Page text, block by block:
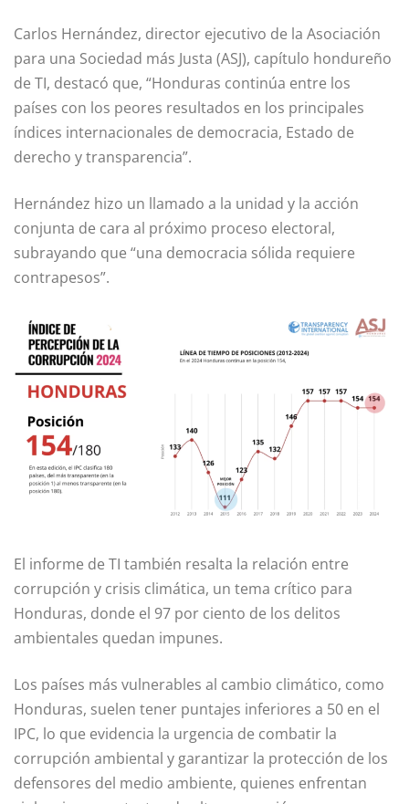
Carlos Hernández, director ejecutivo de la Asociación
para una Sociedad más Justa (ASJ), capítulo hondureño
de TI, destacó que, “Honduras continúa entre los
países con los peores resultados en los principales
índices internacionales de democracia, Estado de
derecho y transparencia”.
Hernández hizo un llamado a la unidad y la acción
conjunta de cara al próximo proceso electoral,
subrayando que “una democracia sólida requiere
contrapesos”.
El informe de TI también resalta la relación entre
corrupción y crisis climática, un tema crítico para
Honduras, donde el 97 por ciento de los delitos
ambientales quedan impunes.
Los países más vulnerables al cambio climático, como
Honduras, suelen tener puntajes inferiores a 50 en el
IPC, lo que evidencia la urgencia de combatir la
corrupción ambiental y garantizar la protección de los
defensores del medio ambiente, quienes enfrentan